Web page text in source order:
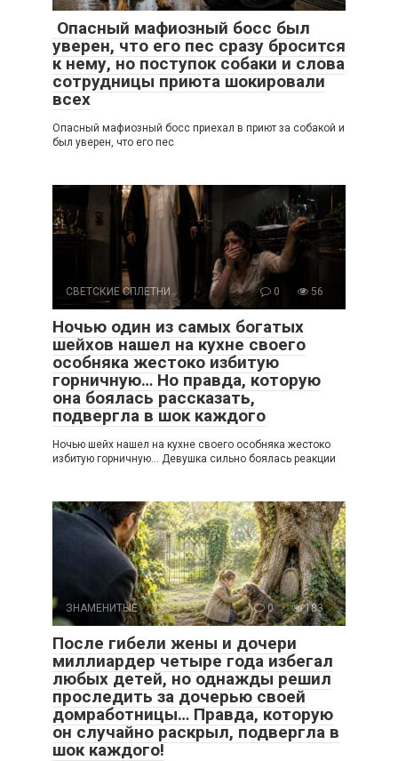
Опасный мафиозный босс был
уверен, что его пес сразу бросится
к нему, но поступок собаки и слова
сотрудницы приюта шокировали
всех
Опасный мафиозный босс приехал в приют за собакой и
был уверен, что его пес
СВЕТСКИЕ СПЛЕТНИ 0 56
Ночью один из самых богатых
шейхов нашел на кухне своего
особняка жестоко избитую
горничную… Но правда, которую
она боялась рассказать,
подвергла в шок каждого
Ночью шейх нашел на кухне своего особняка жестоко
избитую горничную… Девушка сильно боялась реакции
ЗНАМЕНИТЫЕ 0 183
После гибели жены и дочери
миллиардер четыре года избегал
любых детей, но однажды решил
проследить за дочерью своей
домработницы… Правда, которую
он случайно раскрыл, подвергла в
шок каждого!